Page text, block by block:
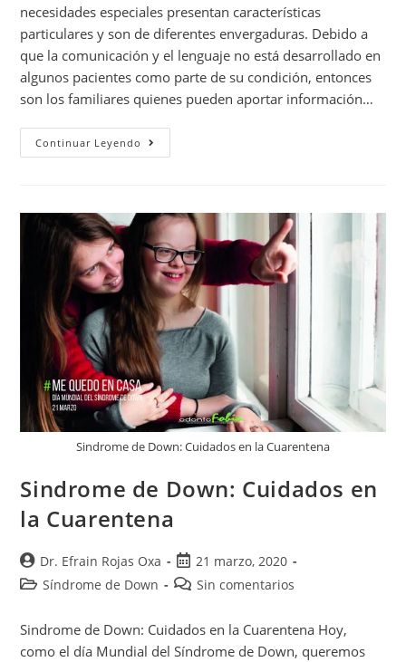
necesidades especiales presentan características
particulares y son de diferentes envergaduras. Debido a
que la comunicación y el lenguaje no está desarrollado en
algunos pacientes como parte de su condición, entonces
son los familiares quienes pueden aportar información…
Continuar Leyendo
Sindrome de Down: Cuidados en la Cuarentena
Sindrome de Down: Cuidados en
la Cuarentena
Dr. Efrain Rojas Oxa
21 marzo, 2020
Síndrome de Down
Sin comentarios
Sindrome de Down: Cuidados en la Cuarentena Hoy,
como el día Mundial del Síndrome de Down, queremos